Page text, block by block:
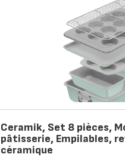
Ceramik, Set 8 pièces,
pâtisserie, Empilables,
céramique
Note